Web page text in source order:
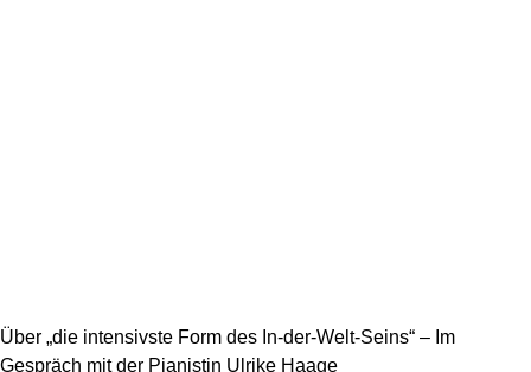
Über „die intensivste Form des In-der-Welt-Seins“ – Im
Gespräch mit der Pianistin Ulrike Haage